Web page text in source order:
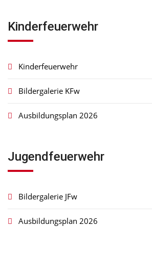
Kinderfeuerwehr
Kinderfeuerwehr
Bildergalerie KFw
Ausbildungsplan 2026
Jugendfeuerwehr
Bildergalerie JFw
Ausbildungsplan 2026